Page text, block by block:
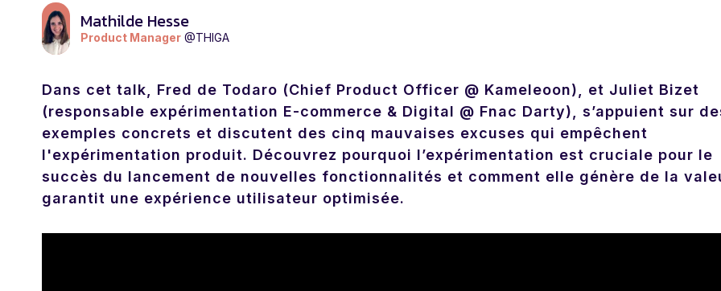
Mathilde Hesse
Product Manager @THIGA
Dans cet talk, Fred de Todaro (Chief Product Officer @ Kameleoon), et Juliet Bizet
(responsable expérimentation E-commerce & Digital @ Fnac Darty), s’appuient sur
exemples concrets et discutent des cinq mauvaises excuses qui empêchent
l'expérimentation produit. Découvrez pourquoi l’expérimentation est cruciale pour le
succès du lancement de nouvelles fonctionnalités et comment elle génère de la
garantit une expérience utilisateur optimisée.